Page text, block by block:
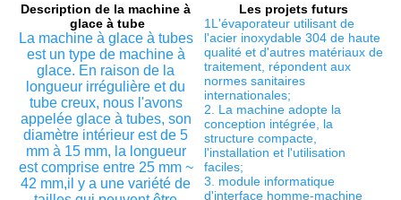
Description de la machine à
glace à tube
La machine à glace à tubes
est un type de machine à
glace. En raison de la
longueur irrégulière et du
tube creux, nous l'avons
appelée glace à tubes, son
diamètre intérieur est de 5
mm à 15 mm, la longueur
est comprise entre 25 mm ~
42 mm,il y a une variété de
Les projets futurs
1L'évaporateur utilisant de
l'acier inoxydable 304 de haute
qualité et d'autres matériaux de
traitement, répondent aux
normes sanitaires
internationales;
2. La machine adopte la
conception intégrée, la
structure compacte,
l'installation et l'utilisation
faciles;
3. module informatique
d'interface homme-machine